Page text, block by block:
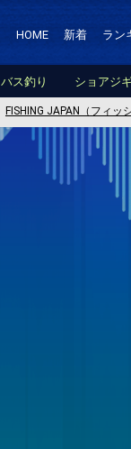
HOME 新着 ラン
バス釣り ショアジ
FISHING JAPAN（フィッ